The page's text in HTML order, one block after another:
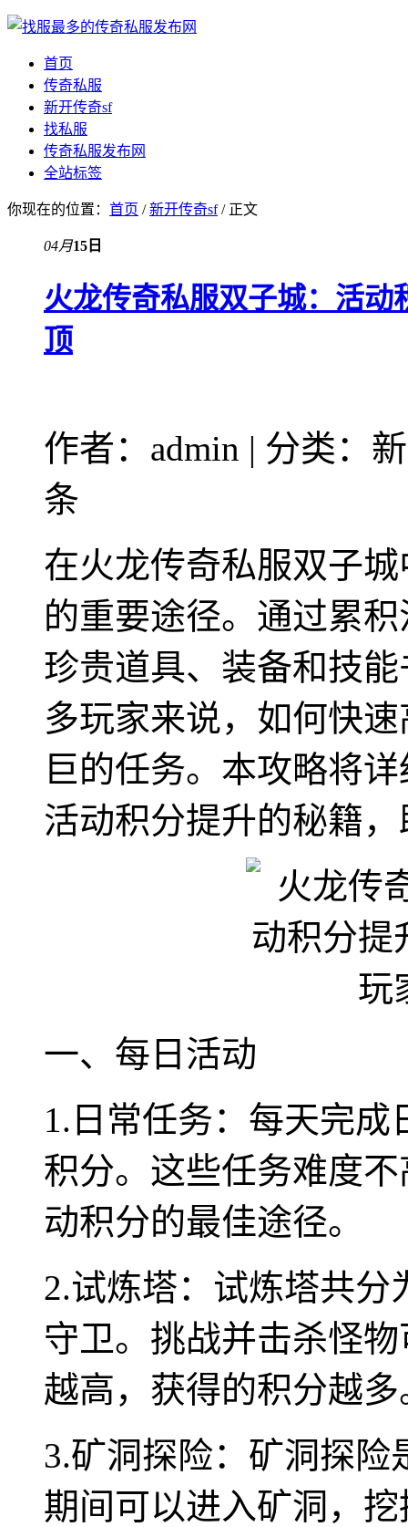
首页
传奇私服
新开传奇sf
找私服
传奇私服发布网
全站标签
你现在的位置： 首页 /新开传奇sf/ 正文
04月15日
火龙传奇私服双子城：活
顶
作者：admin | 分类：
条
在火龙传奇私服双子
的重要途径。通过累
珍贵道具、装备和技
多玩家来说，如何快
巨的任务。本攻略将
活动积分提升的秘籍
一、每日活动
1.日常任务：每天完
积分。这些任务难度
动积分的最佳途径。
2.试炼塔：试炼塔共分
守卫。挑战并击杀怪
越高，获得的积分越多
3.矿洞探险：矿洞探
期间可以进入矿洞，